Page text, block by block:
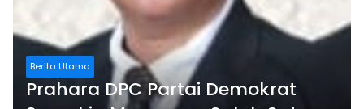
Berita Utama
Prahara DPC Partai Demokrat